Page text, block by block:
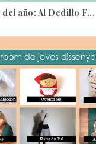
año: Al Dedillo F...